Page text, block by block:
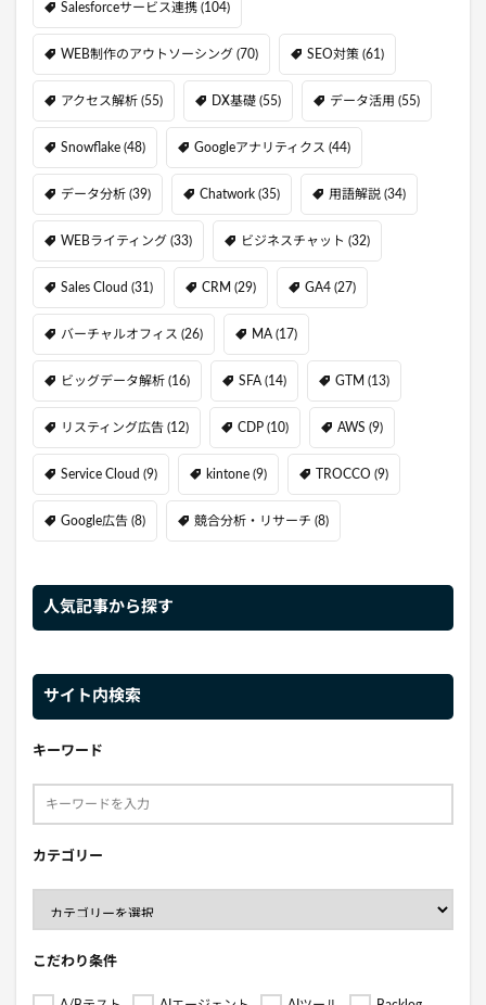
Salesforceサービス連携 (104)
WEB制作のアウトソーシング (70) SEO対策 (61)
アクセス解析 (55) DX基礎 (55) データ活用 (55)
Snowflake (48) Googleアナリティクス (44)
データ分析 (39) Chatwork (35) 用語解説 (34)
WEBライティング (33) ビジネスチャット (32)
Sales Cloud (31) CRM (29) GA4 (27)
バーチャルオフィス (26) MA (17)
ビッグデータ解析 (16) SFA (14) GTM (13)
リスティング広告 (12) CDP (10) AWS (9)
Service Cloud (9) kintone (9) TROCCO (9)
Google広告 (8) 競合分析・リサーチ (8)
人気記事から探す
サイト内検索
キーワード
カテゴリー
こだわり条件